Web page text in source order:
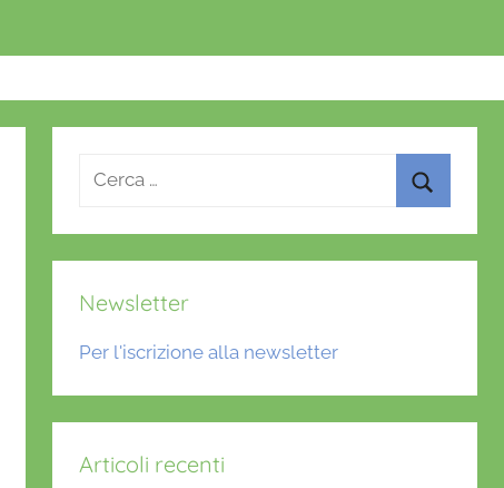
Ricerca
Newsletter
Per l'iscrizione alla newsletter
Articoli recenti